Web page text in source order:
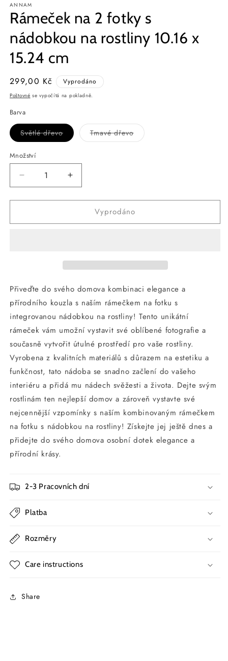
ANNAM
Rámeček na 2 fotky s
nádobkou na rostliny 10.16 x
15.24 cm
Běžná
cena
299,00 Kč Vyprodáno
Poštovné se vypočítá na pokladně.
Barva
Světlé dřevo
Vyprodaná
Tmavé dřevo
Vyprodaná
Množství
množství
produktu
na
rostliny
10.16
x
15.24
cm
Zvýšit
množství
produktu
Rámeček
na
rostliny
x
15.24
cm
Vyprodáno
Přiveďte do svého domova kombinaci elegance a
přírodního kouzla s naším rámečkem na fotku s
integrovanou nádobkou na rostliny! Tento unikátní
rámeček vám umožní vystavit své oblíbené fotografie a
současně vytvořit útulné prostředí pro vaše rostliny.
Vyrobena z kvalitních materiálů s důrazem na estetiku a
funkčnost, tato nádoba se snadno začlení do vašeho
interiéru a přidá mu nádech svěžesti a života. Dejte svým
rostlinám ten nejlepší domov a zároveň vystavte své
nejcennější vzpomínky s naším kombinovaným rámečkem
na fotku s nádobkou na rostliny! Získejte jej ještě dnes a
přidejte do svého domova osobní dotek elegance a
přírodní krásy.
2-3 Pracovních dní
Platba
Rozměry
Care instructions
Share